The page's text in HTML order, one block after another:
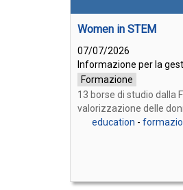
Women in STEM
07/07/2026
Informazione per la
Formazione
13 borse di studio dalla
valorizzazione delle
education -